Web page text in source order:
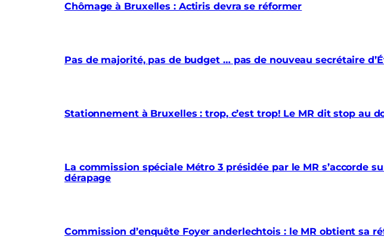
Chômage à Bruxelles : Actiris devra se réformer
Pas de majorité, pas de budget … pas de nouveau secrétaire
Stationnement à Bruxelles : trop, c’est trop! Le MR dit stop au
La commission spéciale Métro 3 présidée par le MR s’accorde
dérapage
Commission d’enquête Foyer anderlechtois : le MR obtient sa